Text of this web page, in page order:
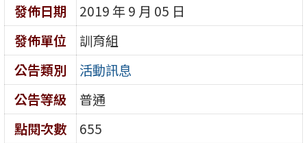
發佈日期
2019 年 9 月 05 日
發佈單位
訓育組
公告類別
活動訊息
公告等級
普通
點閱次數
655